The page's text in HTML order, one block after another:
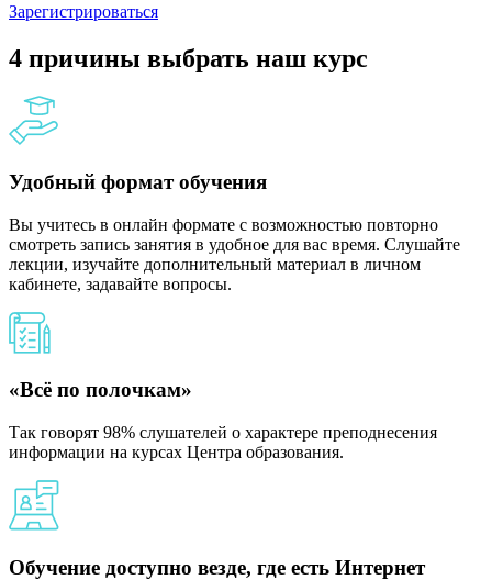
Зарегистрироваться
4 причины выбрать наш курс
Удобный формат обучения
Вы учитесь в онлайн формате с возможностью повторно
смотреть запись занятия в удобное для вас время. Слушайте
лекции, изучайте дополнительный материал в личном
кабинете, задавайте вопросы.
«Всё по полочкам»
Так говорят 98% слушателей о характере преподнесения
информации на курсах Центра образования.
Обучение доступно везде, где есть Интернет